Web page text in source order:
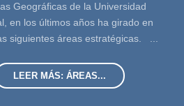
Geográficas de la Universidad
en los últimos años ha girado en
siguientes áreas estratégicas. ...
LEER MÁS: ÁREAS...